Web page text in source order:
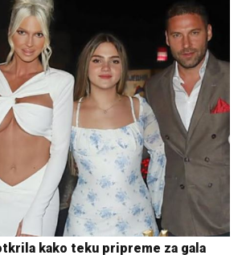
kako teku pripreme za gala